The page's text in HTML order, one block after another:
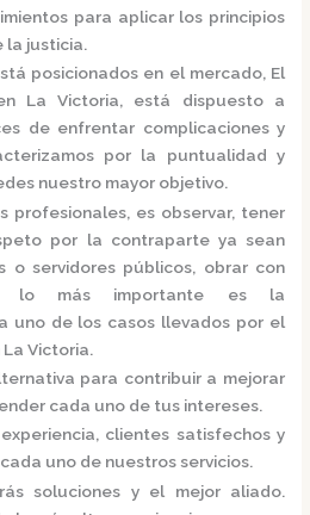
para aplicar los principios
la justicia.
posicionados en el mercado, El
La Victoria, está dispuesto a
de enfrentar complicaciones y
por la puntualidad y
nuestro mayor objetivo.
profesionales, es observar, tener
por la contraparte ya sean
o servidores públicos, obrar con
lo más importante es la
uno de los casos llevados por el
Victoria.
para contribuir a mejorar
cada uno de tus intereses.
clientes satisfechos y
uno de nuestros servicios.
soluciones y el mejor aliado.